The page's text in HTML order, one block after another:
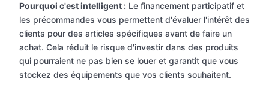
Pourquoi c'est intelligent : Le financement participatif et
les précommandes vous permettent d'évaluer l'intérêt des
clients pour des articles spécifiques avant de faire un
achat. Cela réduit le risque d'investir dans des produits
qui pourraient ne pas bien se louer et garantit que vous
stockez des équipements que vos clients souhaitent.